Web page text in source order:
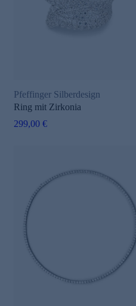
Pfeffinger Silberdesign
Ring mit Zirkonia
299,00 €